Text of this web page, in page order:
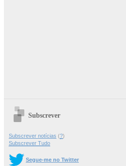
Subscrever
Subscrever notícias (?)
Subscrever Tudo
Segue-me no Twitter